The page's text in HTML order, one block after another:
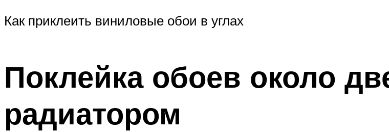
Как приклеить виниловые обои в углах
Поклейка обоев около
радиатором